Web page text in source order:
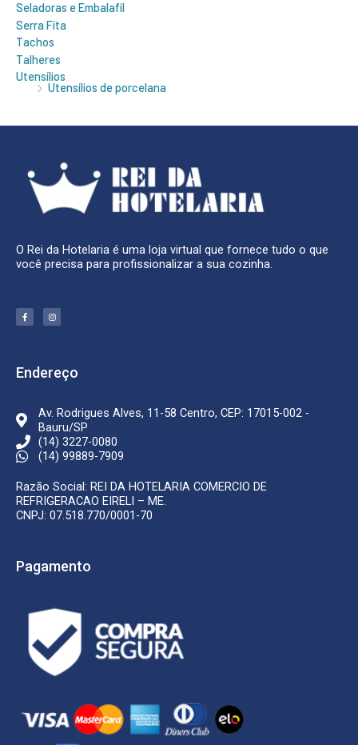
Seladoras e Embalafil
Serra Fita
Tachos
Talheres
Utensílios
Utensílios de porcelana
O Rei da Hotelaria é uma loja virtual que fornece tudo o que
você precisa para profissionalizar a sua cozinha.
F
a
c
k
-
I
n
s
m
Endereço
Av. Rodrigues Alves, 11-58 Centro, CEP: 17015-002 -
Bauru/SP
(14) 3227-0080
(14) 99889-7909
Razão Social: REI DA HOTELARIA COMERCIO DE
REFRIGERACAO EIRELI – ME.
CNPJ: 07.518.770/0001-70
Pagamento